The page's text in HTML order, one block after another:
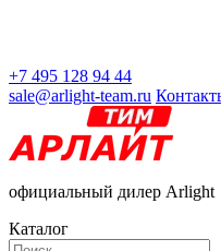
+7 495 128 94 44
sale@arlight-team.ru
официальный дилер Arlight
Каталог